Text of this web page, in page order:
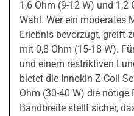
1,6 Ohm (9-12 W) und 1,2
Wahl. Wer ein moderates
Erlebnis bevorzugt, greift
mit 0,8 Ohm (15-18 W).
und einem restriktiven
bietet die Innokin Z-Coil
Ohm (30-40 W) die nötige
Bandbreite stellt sicher,